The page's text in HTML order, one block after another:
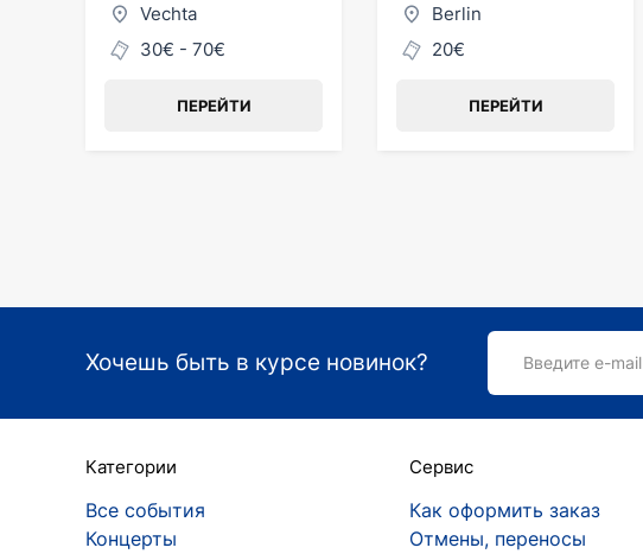
Vechta
30€ - 70€
ПЕРЕЙТИ
Berlin
20€
ПЕРЕЙТИ
Хочешь быть в курсе новинок? Введите e-mail
Категории
Все события
Концерты
Сервис
Как оформить заказ
Отмены, переносы